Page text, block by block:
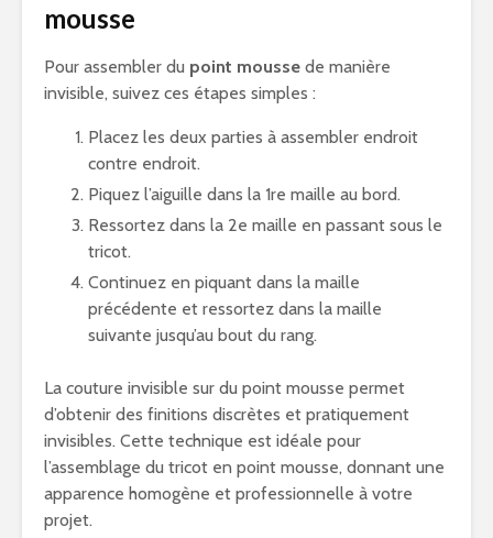
mousse
Pour assembler du point mousse de manière
invisible, suivez ces étapes simples :
Placez les deux parties à assembler endroit
contre endroit.
Piquez l’aiguille dans la 1re maille au bord.
Ressortez dans la 2e maille en passant sous le
tricot.
Continuez en piquant dans la maille
précédente et ressortez dans la maille
suivante jusqu’au bout du rang.
La couture invisible sur du point mousse permet
d’obtenir des finitions discrètes et pratiquement
invisibles. Cette technique est idéale pour
l’assemblage du tricot en point mousse, donnant une
apparence homogène et professionnelle à votre
projet.